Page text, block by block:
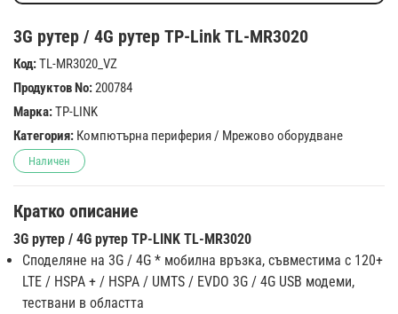
3G рутер / 4G рутер TP-Link TL-MR3020
Код:TL-MR3020_VZ
Продуктов No:200784
Марка:TP-LINK
Категория: Компютърна периферия / Мрежово оборудване
Наличен
Кратко описание
3G рутер / 4G рутер TP-LINK TL-MR3020
Споделяне на 3G / 4G * мобилна връзка, съвместима с 120+
LTE / HSPA + / HSPA / UMTS / EVDO 3G / 4G USB модеми,
тествани в областта